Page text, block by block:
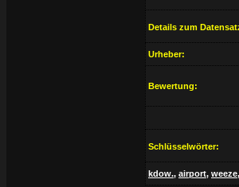
Details zum
Urheber:
Bewertung:
Schlüsselwörter:
kdow., airport, weeze,